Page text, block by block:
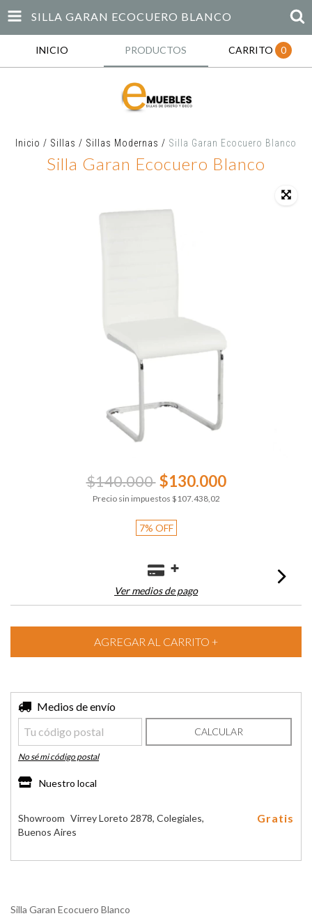
SILLA GARAN ECOCUERO BLANCO
INICIO PRODUCTOS CARRITO 0
Inicio / Sillas / Sillas Modernas / Silla Garan Ecocuero Blanco
Silla Garan Ecocuero Blanco
$140.000 $130.000
Precio sin impuestos $107.438,02
7% OFF
Ver medios de pago
Entregas para el CP:
Medios de envío
CALCULAR
No sé mi código postal
Nuestro local
Showroom Virrey Loreto 2878, Colegiales,
Buenos Aires
Gratis
Silla Garan Ecocuero Blanco